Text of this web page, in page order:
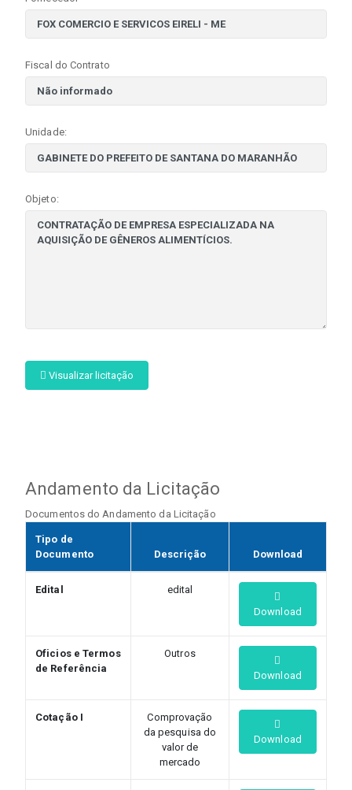
Fiscal do Contrato
Unidade:
Objeto:
Visualizar licitação
Andamento da Licitação
Documentos do Andamento da Licitação
Tipo de
Documento
Descrição Download
Edital
edital
Download
Oficios e Termos
de Referência
Outros
Download
Cotação I
Comprovação
da pesquisa do
valor de
mercado
Download